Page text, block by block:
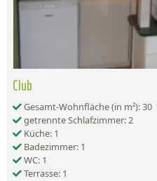
Club
Gesamt-Wohnfläche (in m²): 30
getrennte Schlafzimmer: 2
Küche: 1
Badezimmer: 1
WC: 1
Terrasse: 1